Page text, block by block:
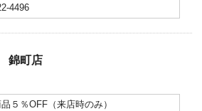
4496
錦町店
５％OFF（来店時のみ）